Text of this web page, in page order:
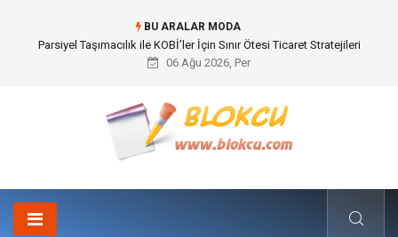
BU ARALAR MODA
Br544 ile Lastik ve Plastik Modifikasyonunda Yüksek Performans
06 Ağu 2026, Per